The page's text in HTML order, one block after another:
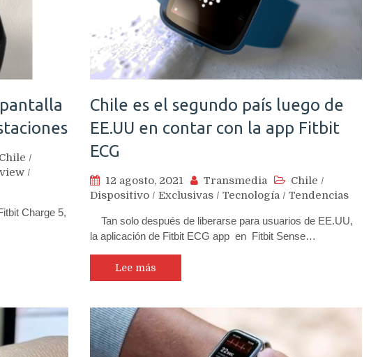
Chile /
/
Charge 5,
Chile es el segundo país luego de
EE.UU en contar con la app Fitbit
ECG
12 agosto, 2021 Transmedia Chile /
Dispositivo / Exclusivas / Tecnología / Tendencias
Tan solo después de liberarse para usuarios de EE.UU,
la aplicación de Fitbit ECG app en Fitbit Sense…
Lee más